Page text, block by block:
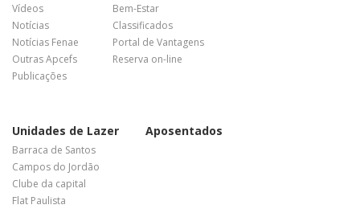
Vídeos
Notícias
Notícias Fenae
Outras Apcefs
Publicações
Bem-Estar
Classificados
Portal de Vantagens
Reserva on-line
Unidades de Lazer
Barraca de Santos
Campos do Jordão
Clube da capital
Flat Paulista
Aposentados